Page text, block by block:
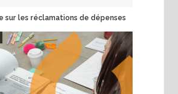
sur les réclamations de dépenses